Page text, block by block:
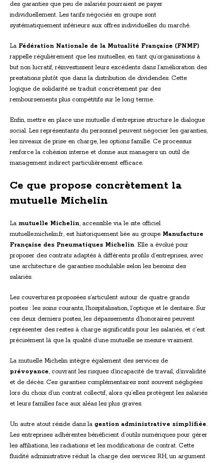
des garanties que peu de salariés pourraient se payer
individuellement. Les tarifs négociés en groupe sont
systématiquement inférieurs aux offres individuelles du marché.
La Fédération Nationale de la Mutualité Française (FNMF)
rappelle régulièrement que les mutuelles, en tant qu’organisations à
but non lucratif, réinvestissent leurs excédents dans l’amélioration des
prestations plutôt que dans la distribution de dividendes. Cette
logique de solidarité se traduit concrètement par des
remboursements plus compétitifs sur le long terme.
Enfin, mettre en place une mutuelle d’entreprise structure le dialogue
social. Les représentants du personnel peuvent négocier les garanties,
les niveaux de prise en charge, les options famille. Ce processus
renforce la cohésion interne et donne aux managers un outil de
management indirect particulièrement efficace.
Ce que propose concrètement la
mutuelle Michelin
La mutuelle Michelin, accessible via le site officiel
mutuelle.michelin.fr, est historiquement liée au groupe Manufacture
Française des Pneumatiques Michelin. Elle a évolué pour
proposer des contrats adaptés à différents profils d’entreprises, avec
une architecture de garanties modulable selon les besoins des
salariés.
Les couvertures proposées s’articulent autour de quatre grands
postes : les soins courants, l’hospitalisation, l’optique et le dentaire. Sur
ces deux derniers postes, les dépassements d’honoraires peuvent
représenter des restes à charge significatifs pour les salariés, et c’est
précisément là que la qualité d’une mutuelle se mesure vraiment.
La mutuelle Michelin intègre également des services de
prévoyance, couvrant les risques d’incapacité de travail, d’invalidité
et de décès. Ces garanties complémentaires sont souvent négligées
lors du choix d’un contrat collectif, alors qu’elles protègent les salariés
et leurs familles face aux aléas les plus graves.
Un autre atout réside dans la gestion administrative simplifiée.
Les entreprises adhérentes bénéficient d’outils numériques pour gérer
les affiliations, les radiations et les modifications de contrat. Cette
fluidité administrative réduit la charge des services RH, un argument